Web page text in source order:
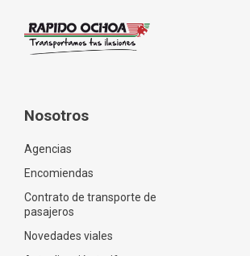
Nosotros
Agencias
Encomiendas
Contrato de transporte de
pasajeros
Novedades viales